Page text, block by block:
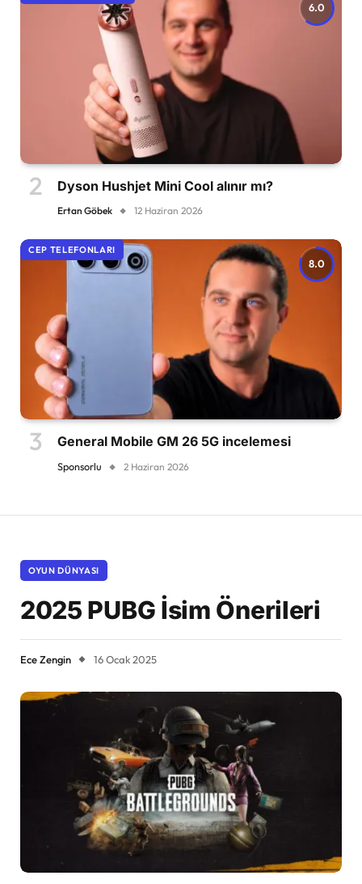
6.0
Dyson Hushjet Mini Cool alınır mı?
Ertan Göbek 12 Haziran 2026
8.0
CEP TELEFONLARI
General Mobile GM 26 5G incelemesi
Sponsorlu 2 Haziran 2026
OYUN DÜNYASI
2025 PUBG İsim Önerileri
Ece Zengin 16 Ocak 2025